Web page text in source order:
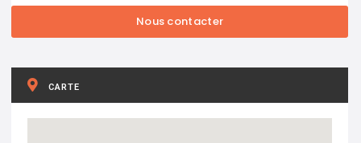
CARTE